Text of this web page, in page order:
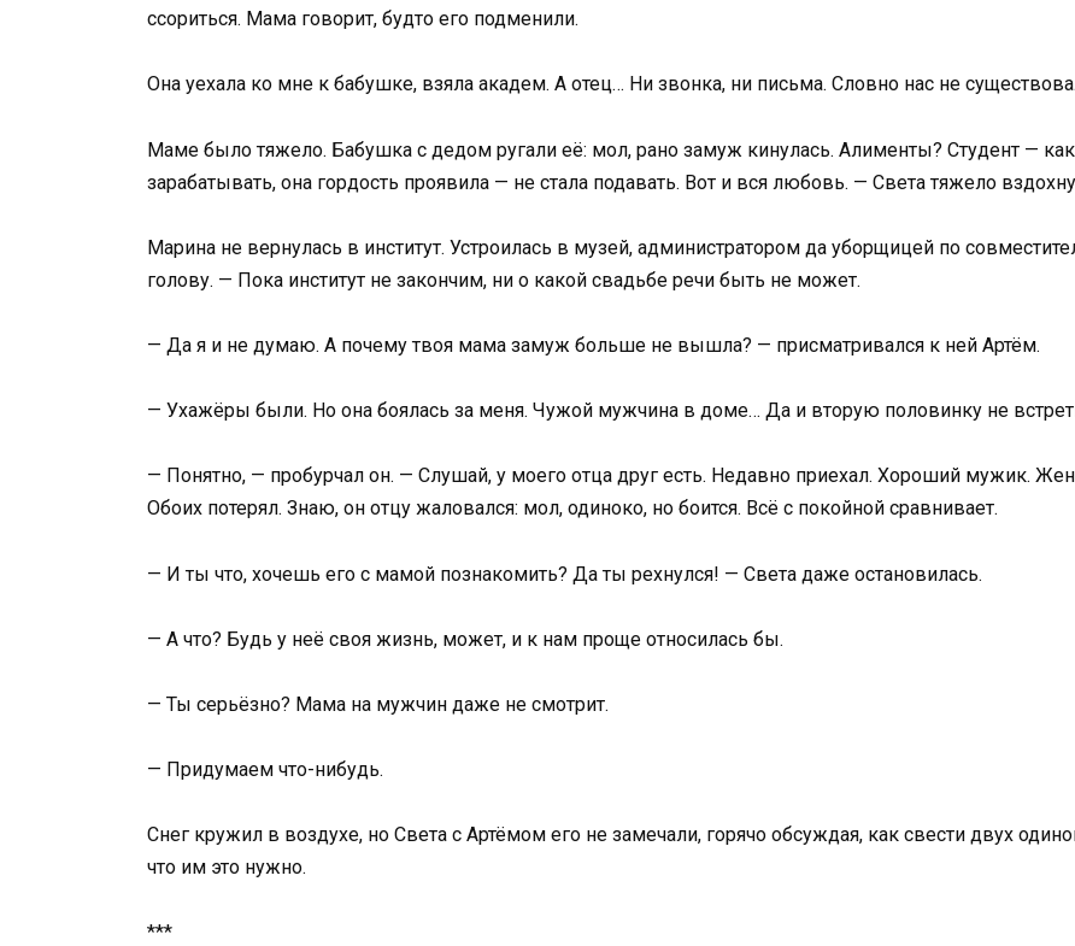
ссориться. Мама говорит, будто его подменили.
Она уехала ко мне к бабушке, взяла академ. А отец… Ни звонка, ни письма. Словно нас не
Маме было тяжело. Бабушка с дедом ругали её: мол, рано замуж кинулась. Алименты? Студент —
зарабатывать, она гордость проявила — не стала подавать. Вот и вся любовь. — Света тяжело
Марина не вернулась в институт. Устроилась в музей, администратором да уборщицей по
голову. — Пока институт не закончим, ни о какой свадьбе речи быть не может.
— Да я и не думаю. А почему твоя мама замуж больше не вышла? — присматривался к ней Артём.
— Ухажёры были. Но она боялась за меня. Чужой мужчина в доме… Да и вторую половинку не
— Понятно, — пробурчал он. — Слушай, у моего отца друг есть. Недавно приехал. Хороший мужик.
Обоих потерял. Знаю, он отцу жаловался: мол, одиноко, но боится. Всё с покойной сравнивает.
— И ты что, хочешь его с мамой познакомить? Да ты рехнулся! — Света даже остановилась.
— А что? Будь у неё своя жизнь, может, и к нам проще относилась бы.
— Ты серьёзно? Мама на мужчин даже не смотрит.
— Придумаем что-нибудь.
Снег кружил в воздухе, но Света с Артёмом его не замечали, горячо обсуждая, как свести двух
что им это нужно.
***